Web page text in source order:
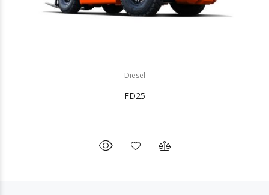
Diesel
FD25